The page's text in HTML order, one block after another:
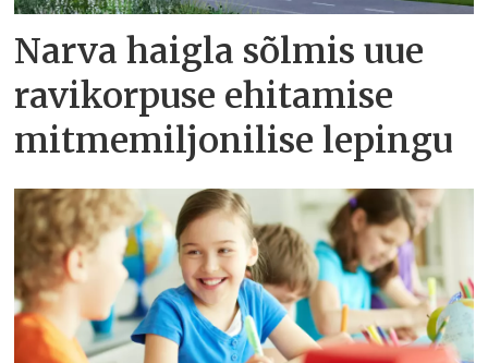
Narva haigla sõlmis uue
ravikorpuse ehitamise
mitmemiljonilise lepingu